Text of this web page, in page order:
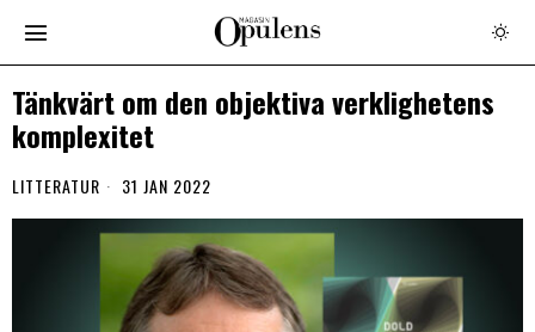
Tänkvärt om den objektiva verklighetens
komplexitet
LITTERATUR 31 JAN 2022